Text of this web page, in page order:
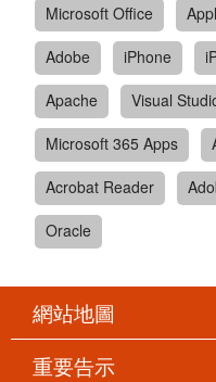
Microsoft Office
Adobe
iPhone
Apache
Visual
Microsoft 365 Apps
Acrobat Reader
Oracle
網站地圖
重要告示